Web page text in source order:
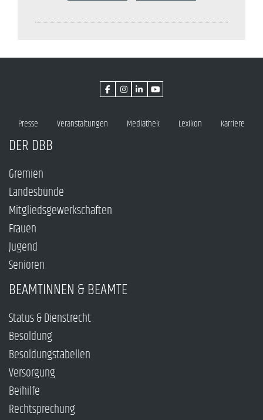
Presse Veranstaltungen Mediathek Lexikon Karriere
DER DBB
Gremien
Landesbünde
Mitgliedsgewerkschaften
Frauen
Jugend
Senioren
BEAMTINNEN & BEAMTE
Status & Dienstrecht
Besoldung
Besoldungstabellen
Versorgung
Beihilfe
Rechtsprechung